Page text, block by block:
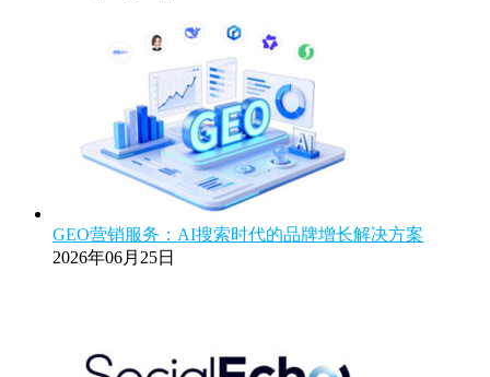
GEO营销服务：AI搜索时代的品牌增长解决方案
2026年06月25日